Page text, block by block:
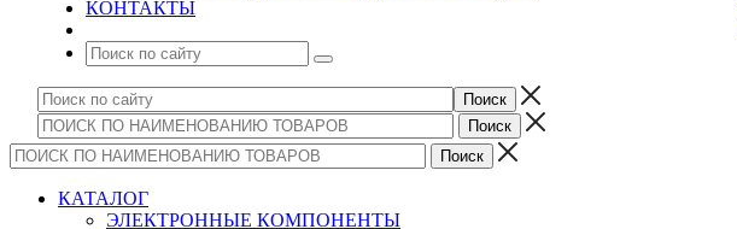
КОНТАКТЫ
КАТАЛОГ
ЭЛЕКТРОННЫЕ КОМПОНЕНТЫ